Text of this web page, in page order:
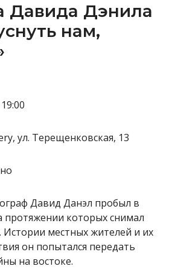
Давида Дэнила
нам,
ул. Терещенковская, 13
Давид Данэл пробыл в
протяжении которых снимал
Истории местных жителей и их
он попытался передать
на востоке.